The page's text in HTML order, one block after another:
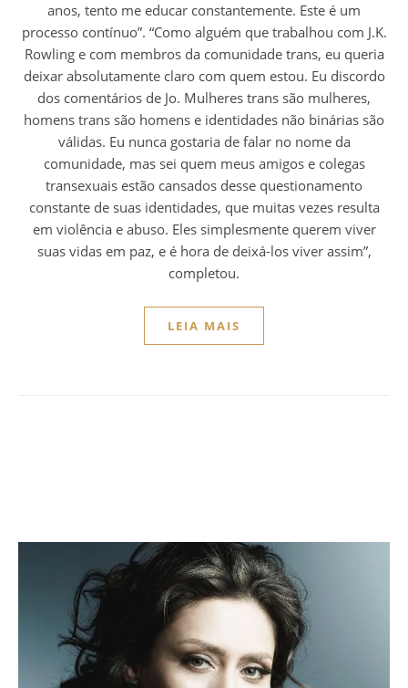
anos, tento me educar constantemente. Este é um
processo contínuo”. “Como alguém que trabalhou com J.K.
Rowling e com membros da comunidade trans, eu queria
deixar absolutamente claro com quem estou. Eu discordo
dos comentários de Jo. Mulheres trans são mulheres,
homens trans são homens e identidades não binárias são
válidas. Eu nunca gostaria de falar no nome da
comunidade, mas sei quem meus amigos e colegas
transexuais estão cansados ​​desse questionamento
constante de suas identidades, que muitas vezes resulta
em violência e abuso. Eles simplesmente querem viver
suas vidas em paz, e é hora de deixá-los viver assim”,
completou.
LEIA MAIS